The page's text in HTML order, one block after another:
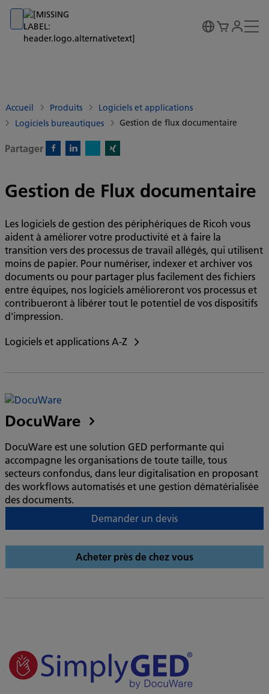
Go to banner
Go to content
Go to footer
Accueil Produits
Logiciels et applications
Logiciels bureautiques
Gestion de flux documentaire
Partager
Gestion de Flux documentaire
Les logiciels de gestion des périphériques de Ricoh vous
aident à améliorer votre productivité et à faire la
transition vers des processus de travail allégés, qui utilisent
moins de papier. Pour numériser, indexer et archiver vos
documents ou pour partager plus facilement des fichiers
entre équipes, nos logiciels amélioreront vos processus et
contribueront à libérer tout le potentiel de vos dispositifs
d'impression.
Logiciels et applications A-Z
DocuWare
DocuWare est une solution GED performante qui
accompagne les organisations de toute taille, tous
secteurs confondus, dans leur digitalisation en proposant
des workflows automatisés et une gestion dématérialisée
des documents.
Demander un devis
Acheter près de chez vous